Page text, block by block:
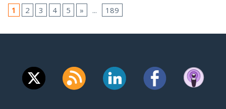
1
2 3 4 5 » ... 189